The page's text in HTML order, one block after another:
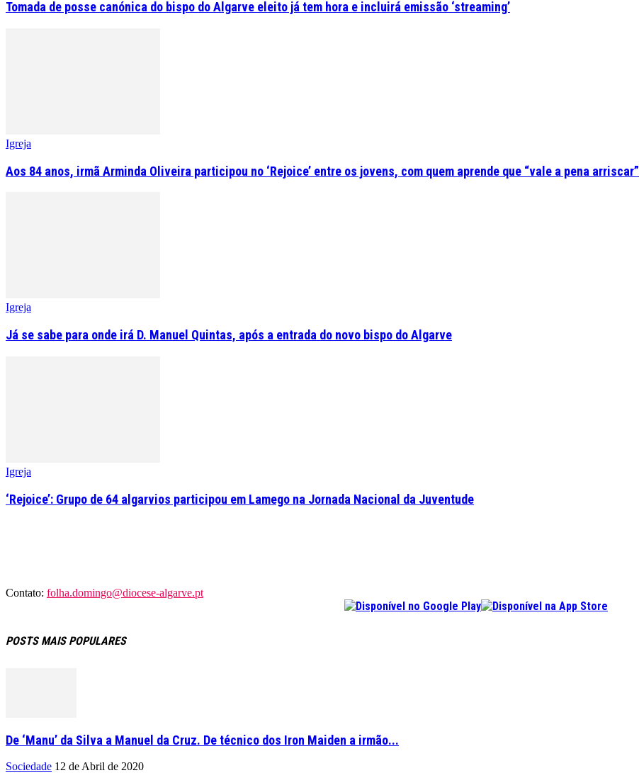
Tomada de posse canónica do bispo do Algarve eleito já tem hora e incluirá emissão ‘streaming’
Igreja
Aos 84 anos, irmã Arminda Oliveira participou no ‘Rejoice’ entre os jovens, com quem aprende que “vale a pena arriscar”
Igreja
Já se sabe para onde irá D. Manuel Quintas, após a entrada do novo bispo do Algarve
Igreja
‘Rejoice’: Grupo de 64 algarvios participou em Lamego na Jornada Nacional da Juventude
Contato: folha.domingo@diocese-algarve.pt
POSTS MAIS POPULARES
De ‘Manu’ da Silva a Manuel da Cruz. De técnico dos Iron Maiden a irmão...
Sociedade 12 de Abril de 2020